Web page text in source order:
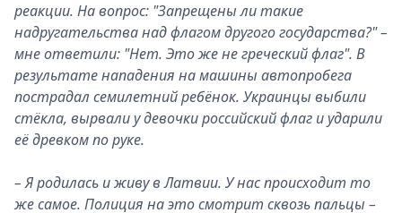
реакции. На вопрос: "Запрещены ли такие
надругательства над флагом другого государства?" –
мне ответили: "Нет. Это же не греческий флаг". В
результате нападения на машины автопробега
пострадал семилетний ребёнок. Украинцы выбили
стёкла, вырвали у девочки российский флаг и ударили
её древком по руке.
– Я родилась и живу в Латвии. У нас происходит то
же самое. Полиция на это смотрит сквозь пальцы –